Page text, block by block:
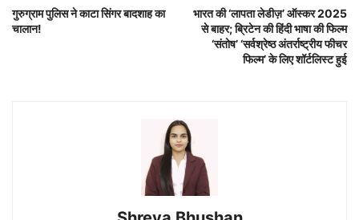
गुरुग्राम पुलिस ने काटा सिंगर बादशाह का
चालान!
भारत की ‘लापता लेडीज़’ ऑस्कर 2025
से बाहर; ब्रिटेन की हिंदी भाषा की फिल्म
‘संतोष’ ‘सर्वश्रेष्ठ अंतर्राष्ट्रीय फीचर
फिल्म’ के लिए शॉर्टलिस्ट हुई